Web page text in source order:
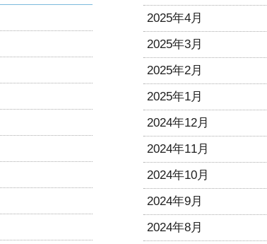
2025年4月
2025年3月
2025年2月
2025年1月
2024年12月
2024年11月
2024年10月
2024年9月
2024年8月